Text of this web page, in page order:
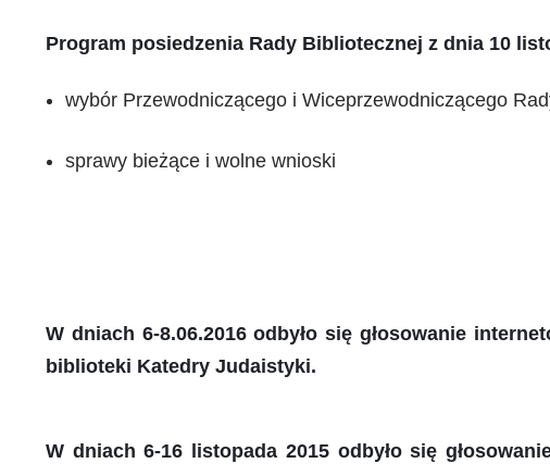
Program posiedzenia Rady Bibliotecznej z dnia 10
wybór Przewodniczącego i Wiceprzewodniczącego
sprawy bieżące i wolne wnioski
W dniach 6-8.06.2016 odbyło się głosowanie
biblioteki Katedry Judaistyki.
W dniach 6-16 listopada 2015 odbyło się